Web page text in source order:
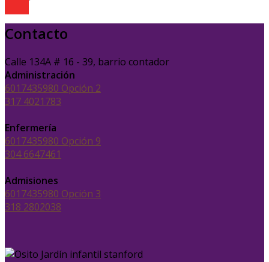
Contacto
Calle 134A # 16 - 39, barrio contador
Administración
6017435980 Opción 2
317 4021783
Enfermería
6017435980 Opción 9
304 6647461
Admisiones
6017435980 Opción 3
318 2802038